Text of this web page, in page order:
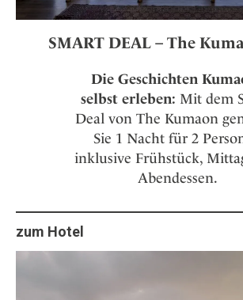
SMART DEAL – The
Die Geschichten
selbst erleben: Mit dem
Deal von The Kumaon
Sie 1 Nacht für 2
inklusive Frühstück,
Abendessen.
zum Hotel